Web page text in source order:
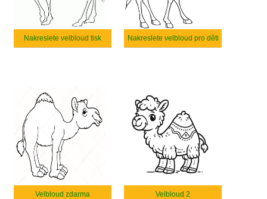
Nakreslete velbloud tisk Nakreslete velbloud pro děti
Velbloud zdarma Velbloud 2